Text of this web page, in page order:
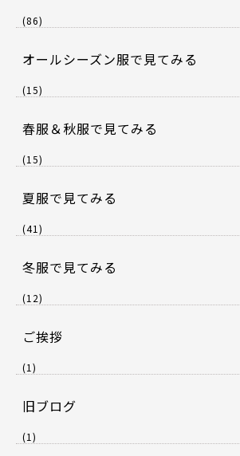
(86)
オールシーズン服で見てみる
(15)
春服＆秋服で見てみる
(15)
夏服で見てみる
(41)
冬服で見てみる
(12)
ご挨拶
(1)
旧ブログ
(1)